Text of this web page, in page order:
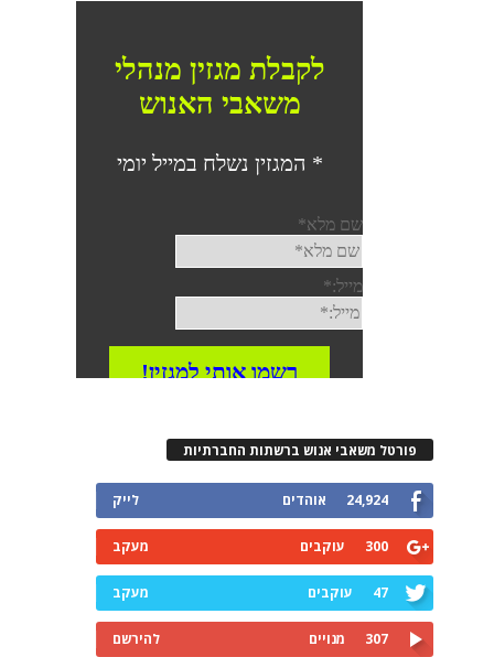
פורטל משאבי אנוש ברשתות החברתיות
24,924 אוהדים לייק
300 עוקבים מעקב
47 עוקבים מעקב
307 מנויים להירשם